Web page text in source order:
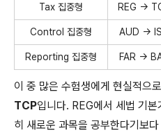
Tax 집중형 REG →
Control 집중형 AUD →
Reporting 집중형 FAR →
이 중 많은 수험생에게 현실적으
TCP입니다. REG에서 세법 기
히 새로운 과목을 공부한다기보